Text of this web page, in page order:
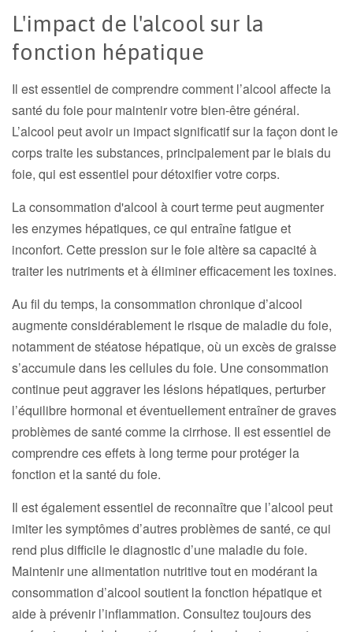
L'impact de l'alcool sur la
fonction hépatique
Il est essentiel de comprendre comment l’alcool affecte la
santé du foie pour maintenir votre bien-être général.
L’alcool peut avoir un impact significatif sur la façon dont le
corps traite les substances, principalement par le biais du
foie, qui est essentiel pour détoxifier votre corps.
La consommation d'alcool à court terme peut augmenter
les enzymes hépatiques, ce qui entraîne fatigue et
inconfort. Cette pression sur le foie altère sa capacité à
traiter les nutriments et à éliminer efficacement les toxines.
Au fil du temps, la consommation chronique d’alcool
augmente considérablement le risque de maladie du foie,
notamment de stéatose hépatique, où un excès de graisse
s’accumule dans les cellules du foie. Une consommation
continue peut aggraver les lésions hépatiques, perturber
l’équilibre hormonal et éventuellement entraîner de graves
problèmes de santé comme la cirrhose. Il est essentiel de
comprendre ces effets à long terme pour protéger la
fonction et la santé du foie.
Il est également essentiel de reconnaître que l’alcool peut
imiter les symptômes d’autres problèmes de santé, ce qui
rend plus difficile le diagnostic d’une maladie du foie.
Maintenir une alimentation nutritive tout en modérant la
consommation d’alcool soutient la fonction hépatique et
aide à prévenir l’inflammation. Consultez toujours des